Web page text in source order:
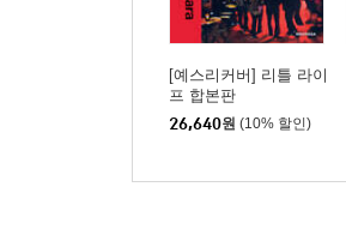
[예스리커버] 리틀 라이
프 합본판
26,640원 (10% 할인)